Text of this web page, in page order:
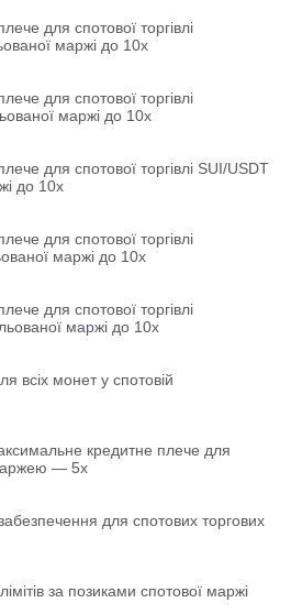
для спотової торгівлі
маржі до 10x
для спотової торгівлі
маржі до 10x
для спотової торгівлі SUI/USDT
до 10x
для спотової торгівлі
маржі до 10x
для спотової торгівлі
маржі до 10x
всіх монет у спотовій
кредитне плече для
маржею — 5x
для спотових торгових
за позиками спотової маржі